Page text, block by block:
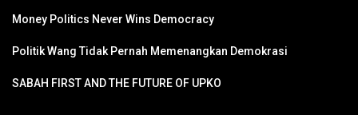
Money Politics Never Wins Democracy
Politik Wang Tidak Pernah Memenangkan Demokrasi
SABAH FIRST AND THE FUTURE OF UPKO